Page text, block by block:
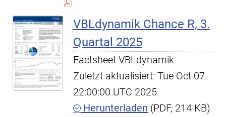
VBLdynamik Chance R, 3.
Quartal 2025
Factsheet VBLdynamik
Zuletzt aktualisiert: Tue Oct 07
22:00:00 UTC 2025
Herunterladen (PDF, 214 KB)